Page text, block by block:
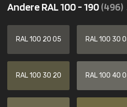
Andere RAL 100 - 190(496)
RAL 100 20 05 RAL 100 30
RAL 100 30 20 RAL 100 40